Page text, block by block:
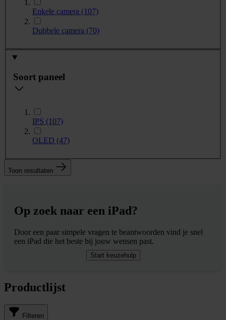
Enkele camera (107)
Dubbele camera (70)
Soort paneel
IPS (107)
OLED (47)
Toon resultaten
Op zoek naar een iPad?
Door een paar simpele vragen te beantwoorden vind je snel
een iPad die het beste bij jouw wensen past.
Start keuzehulp
Productlijst
Filteren